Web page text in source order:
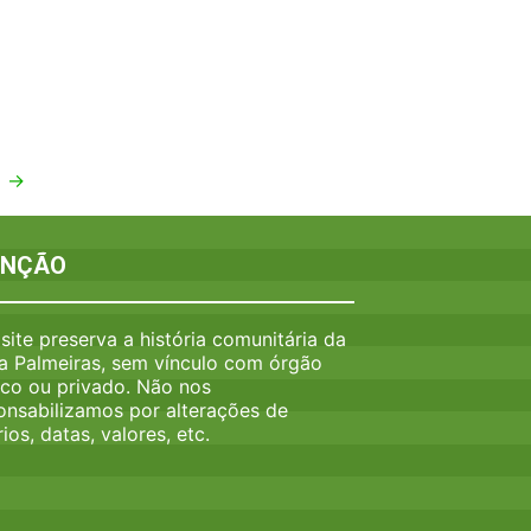
→
preserva a história comunitária da
Palmeiras, sem vínculo com órgão
ou privado. Não nos
por alterações de
datas, valores, etc.